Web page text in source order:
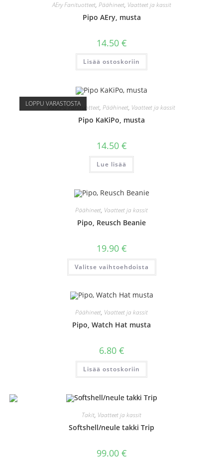
AEry Fanituotteet, Päähineet, Vaatteet ja kassit
Pipo AEry, musta
14.50 €
Lisää ostoskoriin
LOPPU VARASTOSTA
KaKiPo Fanituotteet, Päähineet, Vaatteet ja kassit
Pipo KaKiPo, musta
14.50 €
Lue lisää
Päähineet, Vaatteet ja kassit
Pipo, Reusch Beanie
19.90 €
Valitse vaihtoehdoista
Tällä
on
Päähineet, Vaatteet ja kassit
Pipo, Watch Hat musta
6.80 €
Lisää ostoskoriin
Takit, Vaatteet ja kassit
Softshell/neule takki Trip
99.00 €